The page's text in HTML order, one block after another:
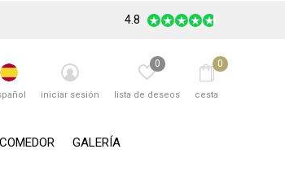
GALERÍA
iniciar sesión lista de deseos
0
cesta
0
4.8